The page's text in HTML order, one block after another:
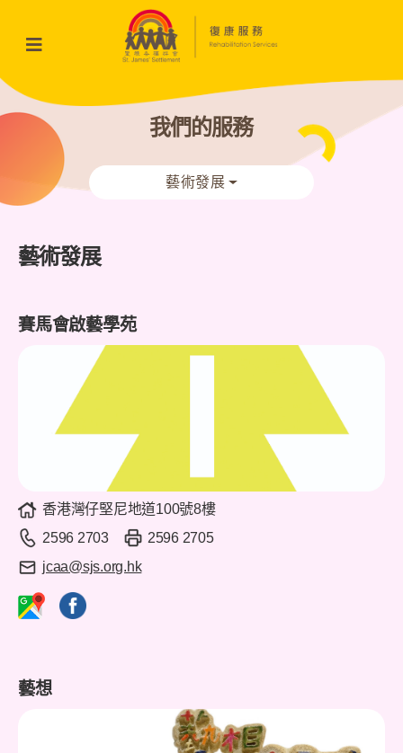
我們的服務
藝術發展
藝術發展
賽馬會啟藝學苑
香港灣仔堅尼地道100號8樓
2596 2703
2596 2705
jcaa@sjs.org.hk
藝想